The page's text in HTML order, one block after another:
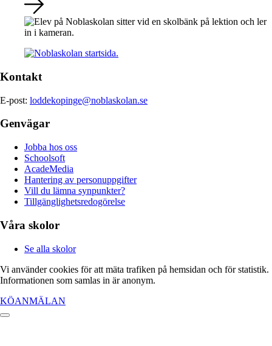
Kontakt
E-post: loddekopinge@noblaskolan.se
Genvägar
Jobba hos oss
Schoolsoft
AcadeMedia
Hantering av personuppgifter
Vill du lämna synpunkter?
Tillgänglighetsredogörelse
Våra skolor
Se alla skolor
Vi använder cookies för att mäta trafiken på hemsidan och för statistik.
Informationen som samlas in är anonym.
KÖANMÄLAN